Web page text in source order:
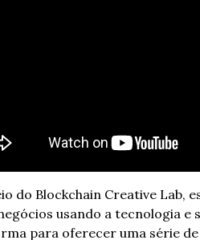
do Blockchain Creative Lab,
usando a tecnologia
para oferecer uma série